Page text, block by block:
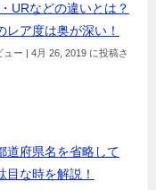
URなどの違いとは？
レア度は奥が深い！
ュー 4月 26, 2019 に投稿さ
道府県名を省略して
目な時を解説！